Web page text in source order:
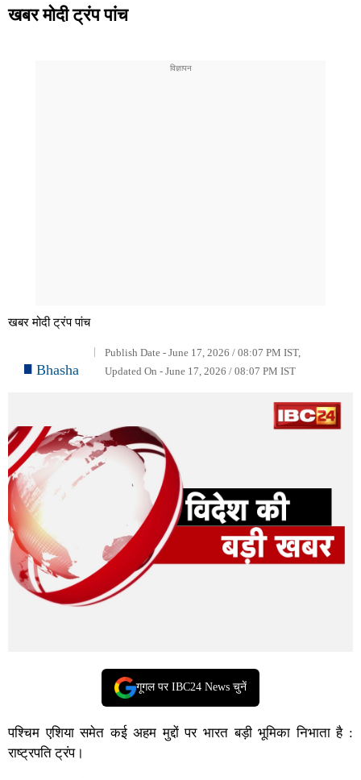
खबर मोदी ट्रंप पांच
खबर मोदी ट्रंप पांच
Bhasha
Publish Date - June 17, 2026 / 08:07 PM IST,
Updated On - June 17, 2026 / 08:07 PM IST
गूगल पर IBC24 News चुनें
पश्चिम एशिया समेत कई अहम मुद्दों पर भारत बड़ी भूमिका निभाता है :
राष्ट्रपति ट्रंप।